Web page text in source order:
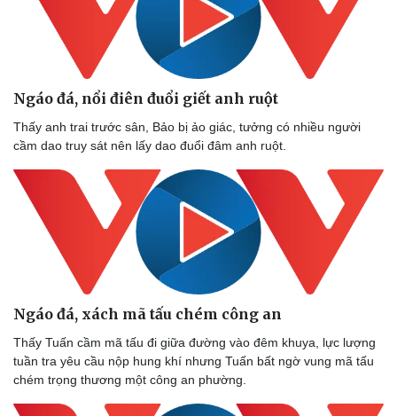
Sức khỏe
Dinh dưỡng - món ngon
Cây thuốc
Sản phụ khoa
Nhi khoa
Làm đẹp - giảm cân
Phòng mạch online
Ăn sạch sống khỏe
Đời sống
Nhà đẹp
Tình yêu - Gia đình
Ngáo đá, nổi điên đuổi giết anh ruột
Thấy anh trai trước sân, Bảo bị ảo giác, tưởng có nhiều người
cầm dao truy sát nên lấy dao đuổi đâm anh ruột.
Ngáo đá, xách mã tấu chém công an
Thấy Tuấn cầm mã tấu đi giữa đường vào đêm khuya, lực lượng
tuần tra yêu cầu nộp hung khí nhưng Tuấn bất ngờ vung mã tấu
chém trọng thương một công an phường.